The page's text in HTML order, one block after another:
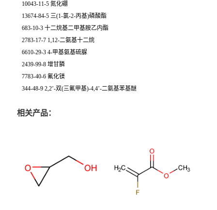
10043-11-5 氮化硼
13674-84-5 三(1-氯-2-丙基)磷酸酯
683-10-3 十二烷基二甲基胺乙内酯
2783-17-7 1,12-二氨基十二烷
6610-29-3 4-甲基氨基硫脲
2439-99-8 增甘膦
7783-40-6 氟化镁
344-48-9 2,2’-双(三氟甲基)-4,4’-二氨基苯基醚
相关产品：